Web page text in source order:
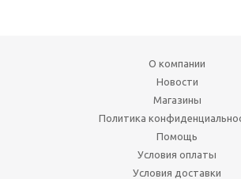
О компании
Новости
Магазины
Политика
Помощь
Условия оплаты
Условия доставки